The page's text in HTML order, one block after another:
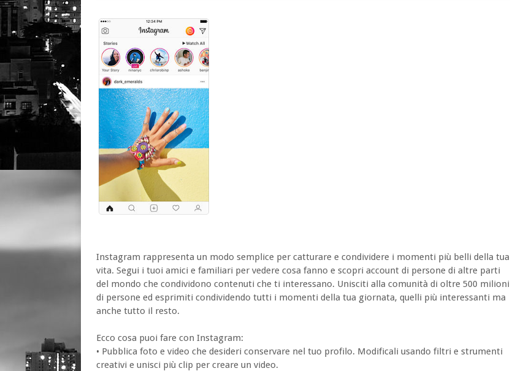
Instagram rappresenta un modo semplice per catturare e condividere i momenti più belli della tua
vita. Segui i tuoi amici e familiari per vedere cosa fanno e scopri account di persone di altre parti
del mondo che condividono contenuti che ti interessano. Unisciti alla comunità di oltre 500 milioni
di persone ed esprimiti condividendo tutti i momenti della tua giornata, quelli più interessanti ma
anche tutto il resto.
Ecco cosa puoi fare con Instagram:
• Pubblica foto e video che desideri conservare nel tuo profilo. Modificali usando filtri e strumenti
creativi e unisci più clip per creare un video.